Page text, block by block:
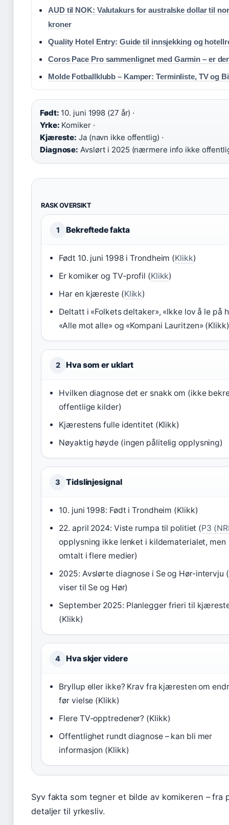
AUD til NOK: Valutakurs for australske dollar til
kroner
Quality Hotel Entry: Guide til innsjekking og
Coros Pace Pro sammenlignet med Garmin – er
Molde Fotballklubb – Kamper: Terminliste, TV og
Født: 10. juni 1998 (27 år) ·
Yrke: Komiker ·
Kjæreste: Ja (navn ikke offentlig) ·
Diagnose: Avslørt i 2025 (nærmere info ikke
RASK OVERSIKT
1 Bekreftede fakta
Født 10. juni 1998 i Trondheim (Klikk)
Er komiker og TV-profil (Klikk)
Har en kjæreste (Klikk)
Deltatt i «Folkets deltaker», «Ikke lov å le på
«Alle mot alle» og «Kompani Lauritzen» (Klikk)
2 Hva som er uklart
Hvilken diagnose det er snakk om (ikke
offentlige kilder)
Kjærestens fulle identitet (Klikk)
Nøyaktig høyde (ingen pålitelig opplysning)
3 Tidslinjesignal
10. juni 1998: Født i Trondheim (Klikk)
22. april 2024: Viste rumpa til politiet (P3
opplysning ikke lenket i kildematerialet, men
omtalt i flere medier)
2025: Avslørte diagnose i Se og Hør-intervju
viser til Se og Hør)
September 2025: Planlegger frieri til
(Klikk)
4 Hva skjer videre
Bryllup eller ikke? Krav fra kjæresten om
før vielse (Klikk)
Flere TV-opptredener? (Klikk)
Offentlighet rundt diagnose – kan bli mer
informasjon (Klikk)
Syv fakta som tegner et bilde av komikeren – fra
detaljer til yrkesliv.